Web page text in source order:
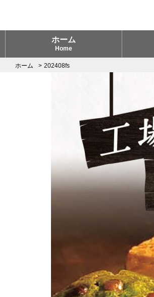
ホーム
Home
ホーム 202408fs